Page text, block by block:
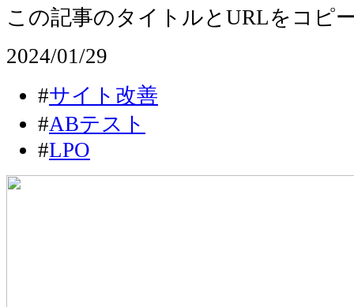
この記事のタイトルとURLをコピ
2024/01/29
#サイト改善
#ABテスト
#LPO